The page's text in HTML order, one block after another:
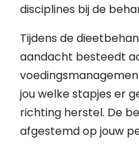
disciplines bij de
Tijdens de
aandacht besteedt
jou welke stapjes er
richting herstel. De
afgestemd op jouw